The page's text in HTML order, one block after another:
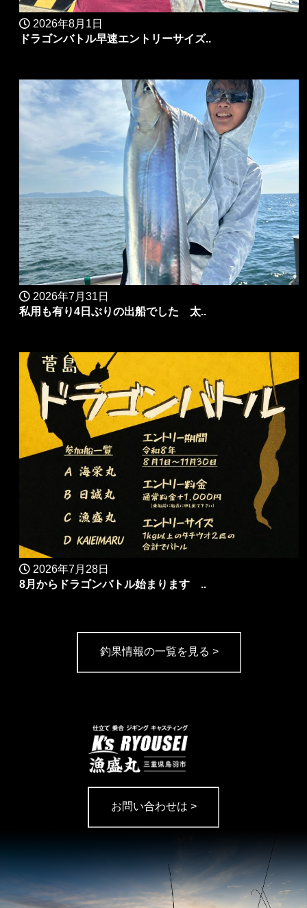
2026年8月1日
ドラゴンバトル早速エントリーサイズ..
2026年7月31日
私用も有り4日ぶりの出船でした 太..
2026年7月28日
8月からドラゴンバトル始まります ..
釣果情報の一覧を見る >
お問い合わせは >